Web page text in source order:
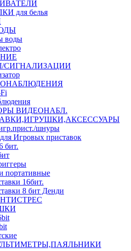
для белья
воды
ВИДЕОНАБЛ.
шнуры
Игровых приставок
бит.
портативные
16бит.
8 бит Денди